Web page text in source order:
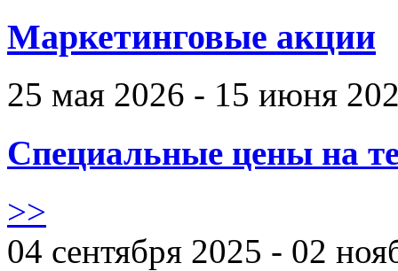
Маркетинговые акции
25 мая 2026 - 15 июня
Специальные цены на
>>
04 сентября 2025 - 02